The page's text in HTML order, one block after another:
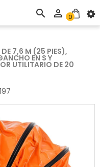
  0
7,6 M (25 PIES),
EN S Y
UTILITARIO DE 20